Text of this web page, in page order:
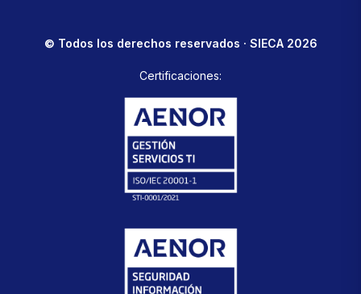
© Todos los derechos reservados · SIECA 2026
Certificaciones: